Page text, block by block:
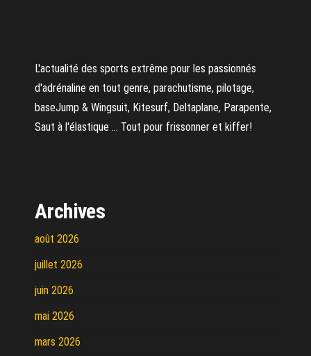
L'actualité des sports extrême pour les passionnés
d'adrénaline en tout genre, parachutisme, pilotage,
baseJump & Wingsuit, Kitesurf, Deltaplane, Parapente,
Saut à l'élastique ... Tout pour frissonner et kiffer!
Archives
août 2026
juillet 2026
juin 2026
mai 2026
mars 2026